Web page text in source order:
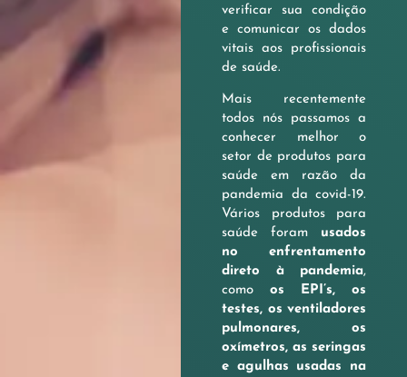
verificar sua condição
e comunicar os dados
vitais aos profissionais
de saúde.
Mais recentemente
todos nós passamos a
conhecer melhor o
setor de produtos para
saúde em razão da
pandemia da covid-19.
Vários produtos para
saúde foram usados
no enfrentamento
direto à pandemia,
comoos EPI’s, os
testes, os ventiladores
pulmonares, os
oxímetros, as seringas
e agulhas usadas na